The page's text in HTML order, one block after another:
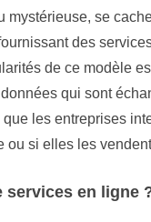
mystérieuse, se
des
de ce modèle
qui sont
les entreprises
ou si elles les
en ligne